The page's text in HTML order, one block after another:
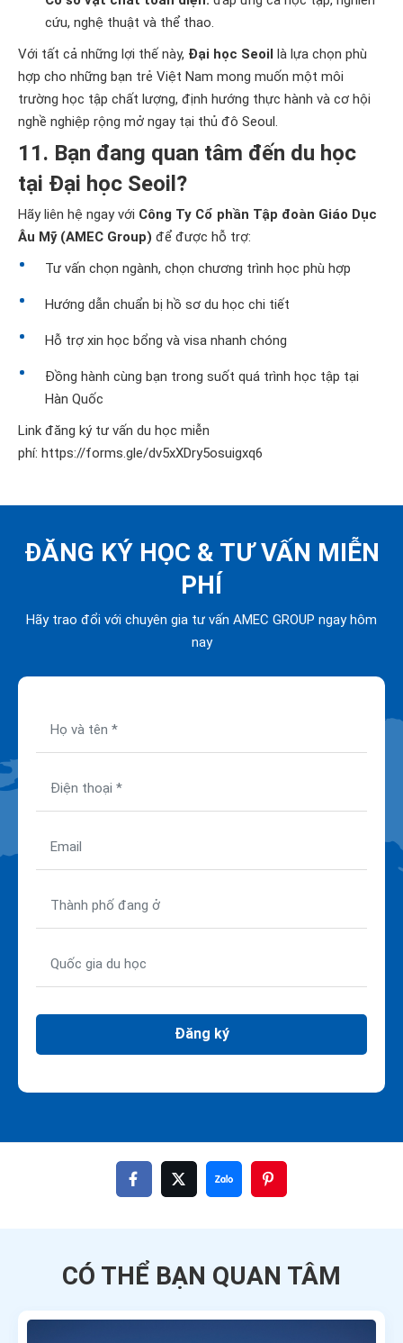
cứu, nghệ thuật và thể thao.
Với tất cả những lợi thế này, Đại học Seoil là lựa chọn phù
hợp cho những bạn trẻ Việt Nam mong muốn một môi
trường học tập chất lượng, định hướng thực hành và cơ hội
nghề nghiệp rộng mở ngay tại thủ đô Seoul.
11. Bạn đang quan tâm đến du học
tại Đại học Seoil?
Hãy liên hệ ngay với Công Ty Cổ phần Tập đoàn Giáo Dục
Âu Mỹ (AMEC Group) để được hỗ trợ:
Tư vấn chọn ngành, chọn chương trình học phù hợp
Hướng dẫn chuẩn bị hồ sơ du học chi tiết
Hỗ trợ xin học bổng và visa nhanh chóng
Đồng hành cùng bạn trong suốt quá trình học tập tại
Hàn Quốc
Link đăng ký tư vấn du học miễn
phí: https://forms.gle/dv5xXDry5osuigxq6
ĐĂNG KÝ HỌC & TƯ VẤN MIỄN
PHÍ
Hãy trao đổi với chuyên gia tư vấn AMEC GROUP ngay hôm
nay
Đăng ký
CÓ THỂ BẠN QUAN TÂM